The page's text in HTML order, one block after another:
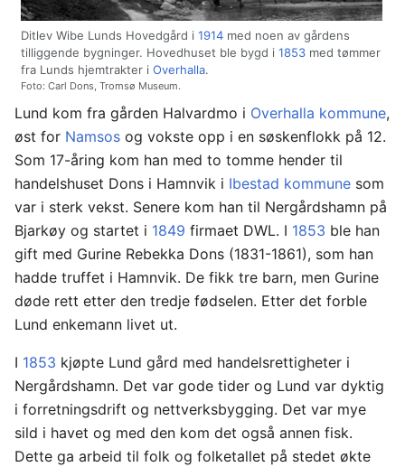
Ditlev Wibe Lunds Hovedgård i 1914 med noen av gårdens
tilliggende bygninger. Hovedhuset ble bygd i 1853 med tømmer
fra Lunds hjemtrakter i Overhalla.
Foto: Carl Dons, Tromsø Museum.
Lund kom fra gården Halvardmo i Overhalla kommune,
øst for Namsos og vokste opp i en søskenflokk på 12.
Som 17-åring kom han med to tomme hender til
handelshuset Dons i Hamnvik i Ibestad kommune som
var i sterk vekst. Senere kom han til Nergårdshamn på
Bjarkøy og startet i 1849 firmaet DWL. I 1853 ble han
gift med Gurine Rebekka Dons (1831-1861), som han
hadde truffet i Hamnvik. De fikk tre barn, men Gurine
døde rett etter den tredje fødselen. Etter det forble
Lund enkemann livet ut.
I 1853 kjøpte Lund gård med handelsrettigheter i
Nergårdshamn. Det var gode tider og Lund var dyktig
i forretningsdrift og nettverksbygging. Det var mye
sild i havet og med den kom det også annen fisk.
Dette ga arbeid til folk og folketallet på stedet økte